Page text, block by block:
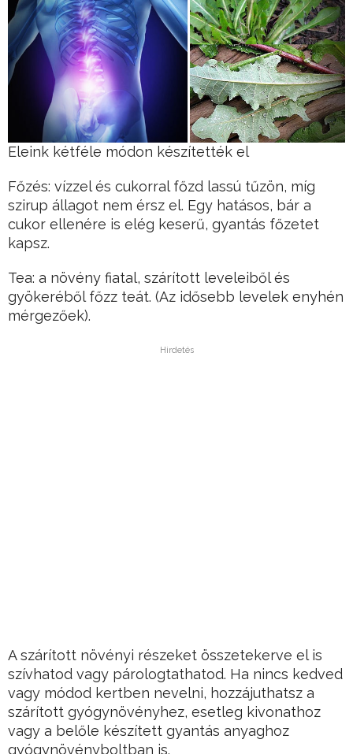
Eleink kétféle módon készítették el
Főzés: vízzel és cukorral főzd lassú tűzön, míg
szirup állagot nem érsz el. Egy hatásos, bár a
cukor ellenére is elég keserű, gyantás főzetet
kapsz.
Tea: a növény fiatal, szárított leveleiből és
gyökeréből főzz teát. (Az idősebb levelek enyhén
mérgezőek).
Hirdetés
A szárított növényi részeket összetekerve el is
szívhatod vagy párologtathatod. Ha nincs kedved
vagy módod kertben nevelni, hozzájuthatsz a
szárított gyógynövényhez, esetleg kivonathoz
vagy a belőle készített gyantás anyaghoz
gyógynövényboltban is.